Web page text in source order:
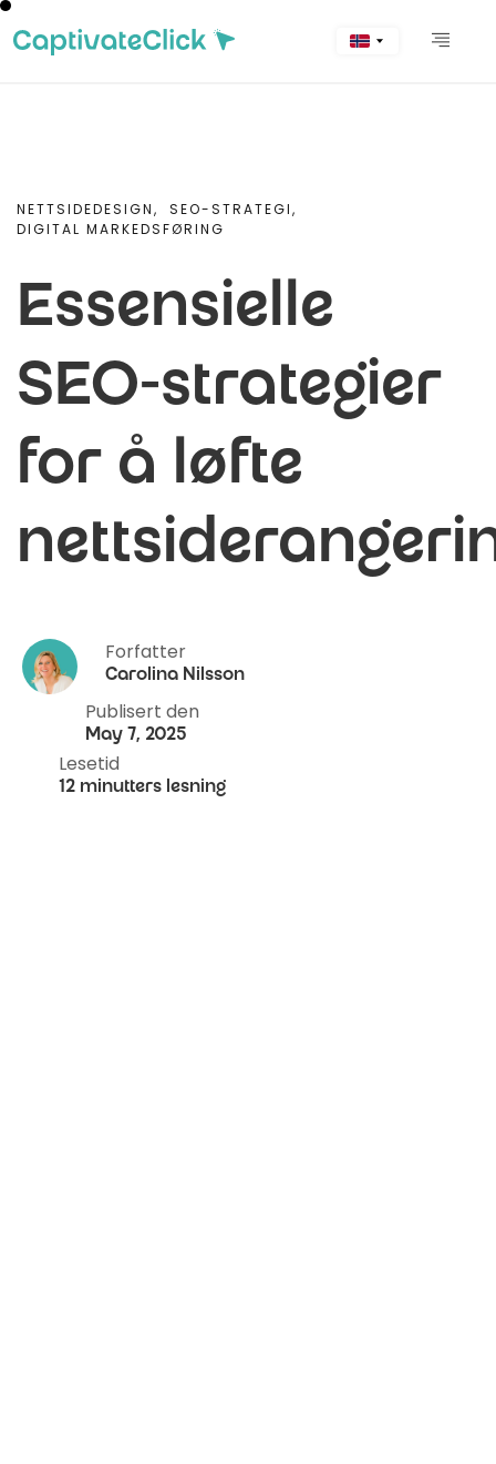
NETTSIDEDESIGN,
SEO-STRATEGI,
DIGITAL MARKEDSFØRING
Essensielle
SEO-strategier
for å løfte
Forfatter
Carolina Nilsson
Publisert den
May 7, 2025
Lesetid
12 minutters lesning